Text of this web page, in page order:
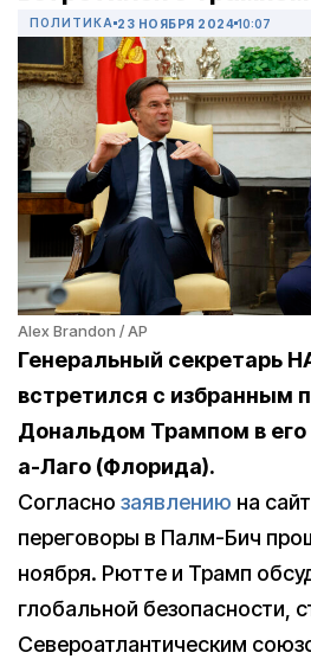
ПОЛИТИКА 23 НОЯБРЯ 2024 10:07
Alex Brandon / AP
Генеральный секретарь
встретился с избранным
Дональдом Трампом в
а-Лаго (Флорида).
Согласно заявлению на
переговоры в Палм-Бич
ноября. Рютте и Трамп
глобальной безопасности,
Североатлантическим